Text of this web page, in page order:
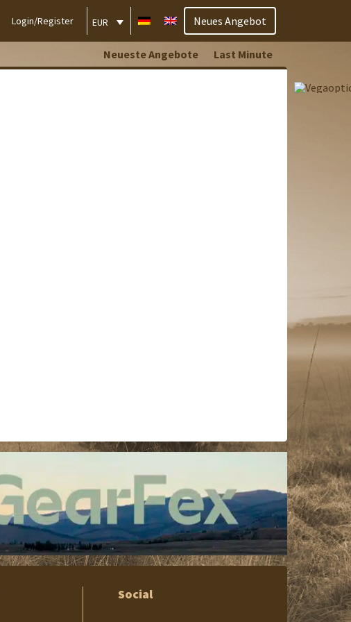
Login/Register EUR Neues Angebot
Neueste Angebote Last Minute
Social